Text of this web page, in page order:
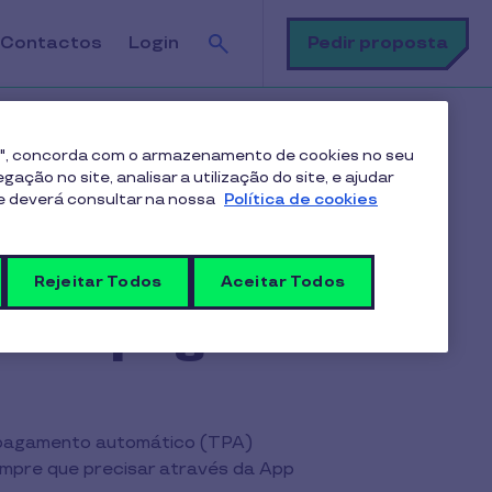
Contactos Login
Pesquisa
Pedir proposta
a pagar?
cartão for
a pagar?
automático (TPA)
que precisar através da App
concorda com o armazenamento de cookies no seu
no site, analisar a utilização do site, e ajudar
deverá consultar na nossa Política de cookies
Rejeitar Todos Aceitar Todos